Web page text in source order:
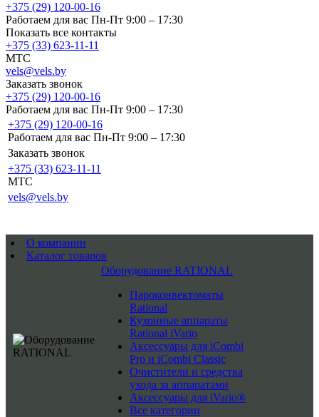
+375 (29) 120-00-16
Работаем для вас Пн-Пт 9:00 – 17:30
Показать все контакты
+375 (33) 623-11-11
MTC
vels@vels.by
Заказать звонок
+375 (29) 120-00-16
Работаем для вас Пн-Пт 9:00 – 17:30
+375 (29) 120-00-16
Работаем для вас Пн-Пт 9:00 – 17:30
Заказать звонок
+375 (33) 623-11-11
MTC
vels@vels.by
О компании
Каталог товаров
Оборудование RATIONAL
Пароконвектоматы
Rational
Кухонные аппараты
Rational iVario
Аксессуары для iCombi
Pro и iCombi Classic
Очистители и средства
ухода за аппаратами
Аксессуары для iVario®
Все категории